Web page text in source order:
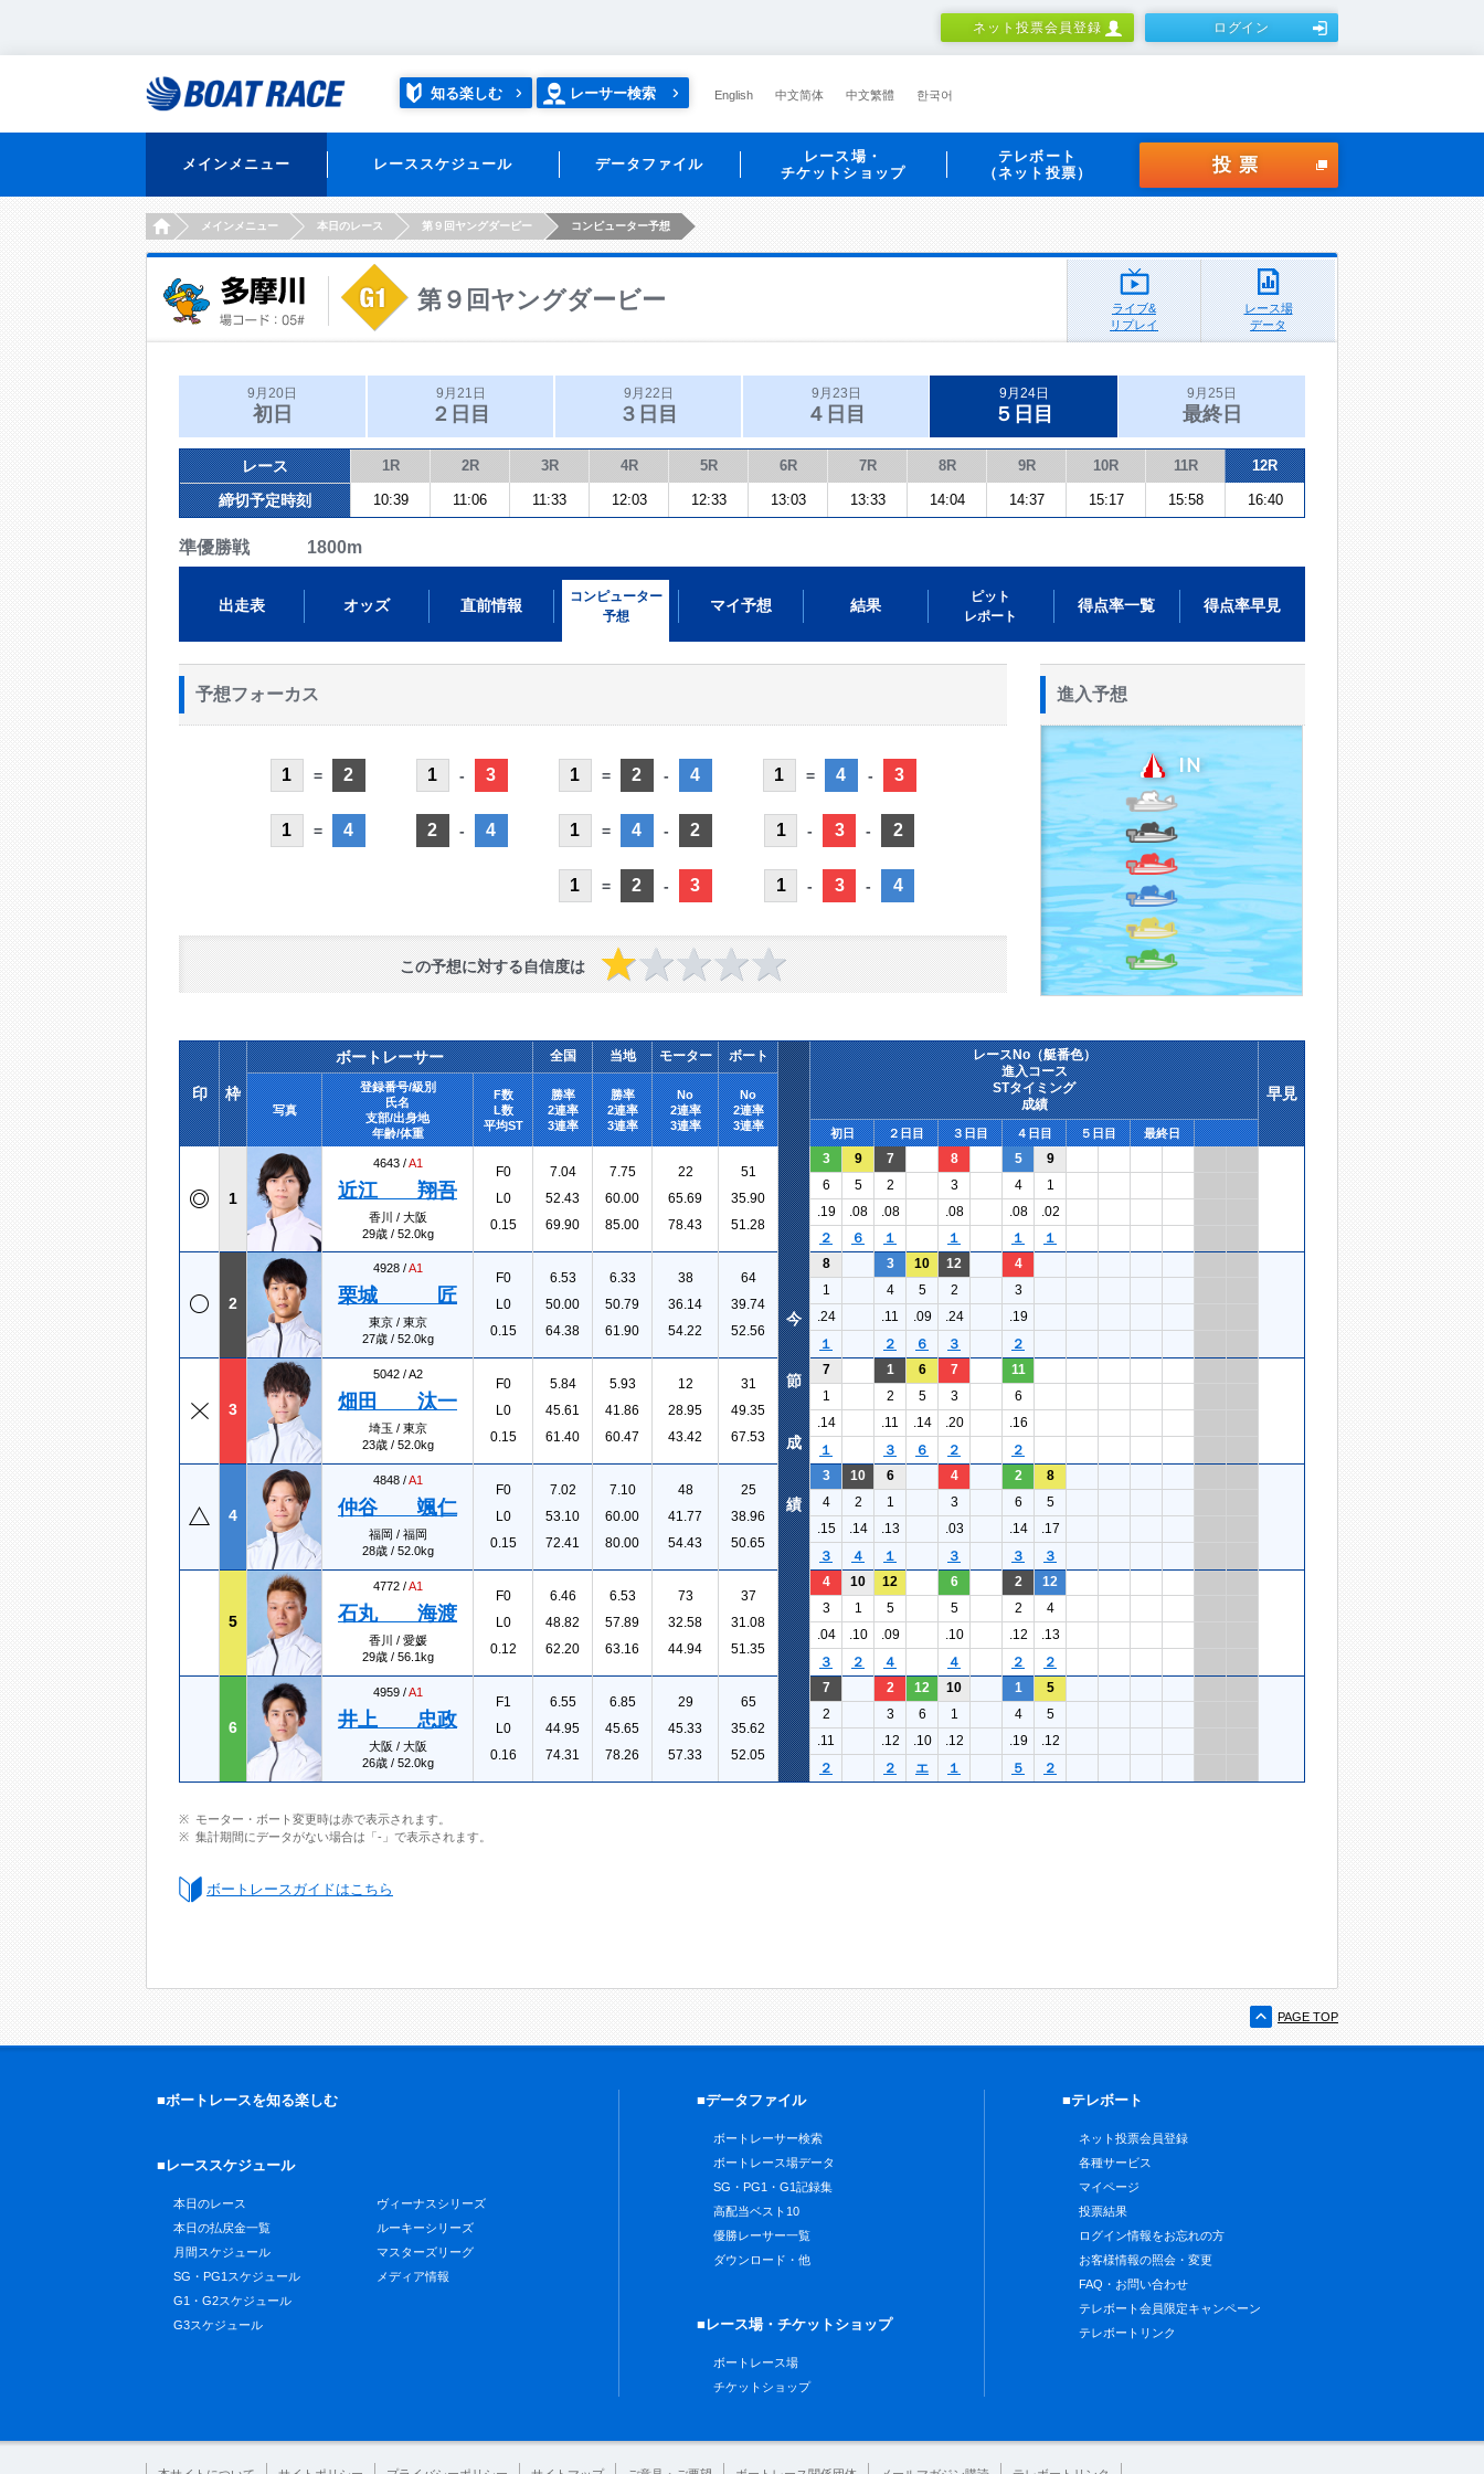
ネット投票会員登録 ログイン
知る楽しむ レーサー検索 English 中文简体 中文繁體 한국어
メインメニュー レーススケジュール データファイル
レース場・
チケットショップ
テレボート
（ネット投票）
投票
HOMEメインメニュー 本日のレース 第９回ヤングダービー コンピューター予想
第９回ヤングダービー
ライブ&
リプレイ
レース場
データ
9月20日
初日
9月21日
２日目
9月22日
３日目
9月23日
４日目
9月24日
５日目
9月25日
最終日
レース 1R 2R 3R 4R 5R 6R 7R 8R 9R 10R 11R 12R
締切予定時刻 10:39 11:06 11:33 12:03 12:33 13:03 13:33 14:04 14:37 15:17 15:58 16:40
準優勝戦 1800m
出走表 オッズ 直前情報
コンピューター
予想
マイ予想 結果
ピット
レポート
得点率一覧 得点率早見
予想フォーカス
1 = 2
1 = 4
1 - 3
2 - 4
1 = 2 - 4
1 = 4 - 2
1 = 2 - 3
1 = 4 - 3
1 - 3 - 2
1 - 3 - 4
この予想に対する自信度は
進入予想
印 枠
ボートレーサー 全国 当地 モーター ボート
レースNo（艇番色）
進入コース
STタイミング
成績
早見
写真
登録番号/級別
氏名
支部/出身地
年齢/体重
F数
L数
平均ST
勝率
2連率
3連率
勝率
2連率
3連率
No
2連率
3連率
No
2連率
3連率
初日 ２日目 ３日目 ４日目 ５日目 最終日
1
4643 /A1
近江 翔吾
香川 / 大阪
29歳 / 52.0kg
F0
L0
0.15
7.04
52.43
69.90
7.75
60.00
85.00
22
65.69
78.43
51
35.90
51.28
3 9 7 8 5
9
6
5 2 3 4
1
.19
.08 .08 .08 .08
.02
２
６ １ １ １ １
2
4928 /A1
栗城 匠
東京 / 東京
27歳 / 52.0kg
F0
L0
0.15
6.53
50.00
64.38
6.33
50.79
61.90
38
36.14
54.22
64
39.74
52.56
8 3 10 12
4
1
4 5 2
3
.24
.11 .09 .24
.19
１
２ ６ ３ ２
3
5042 /A2
畑田 汰一
埼玉 / 東京
23歳 / 52.0kg
F0
L0
0.15
5.84
45.61
61.40
5.93
41.86
60.47
12
28.95
43.42
31
49.35
67.53
7 1 6 7
11
1
2 5 3
6
.14
.11 .14 .20
.16
１
３ ６ ２ ２
4
4848 /A1
仲谷 颯仁
福岡 / 福岡
28歳 / 52.0kg
F0
L0
0.15
7.02
53.10
72.41
7.10
60.00
80.00
48
41.77
54.43
25
38.96
50.65
3 10 6 4 2
8
4
2 1 3 6
5
.15
.14 .13 .03 .14
.17
３
４ １ ３ ３ ３
5
4772 /A1
石丸 海渡
香川 / 愛媛
29歳 / 56.1kg
F0
L0
0.12
6.46
48.82
62.20
6.53
57.89
63.16
73
32.58
44.94
37
31.08
51.35
4 10 12 6 2
12
3
1 5 5 2
4
.04
.10 .09 .10 .12
.13
３
２ ４ ４ ２ ２
6
4959 /A1
井上 忠政
大阪 / 大阪
26歳 / 52.0kg
F1
L0
0.16
6.55
44.95
74.31
6.85
45.65
78.26
29
45.33
57.33
65
35.62
52.05
7 2 12 10 1
5
2
3 6 1 4
5
.11
.12 .10 .12 .19
.12
２
２ エ １ ５ ２
今
節
成
績
モーター・ボート変更時は赤で表示されます。
集計期間にデータがない場合は「-」で表示されます。
ボートレースガイドはこちら
PAGE TOP
■ボートレースを知る楽しむ
■レーススケジュール
本日のレース
本日の払戻金一覧
月間スケジュール
SG・PG1スケジュール
G1・G2スケジュール
G3スケジュール
ヴィーナスシリーズ
ルーキーシリーズ
マスターズリーグ
メディア情報
■データファイル
ボートレーサー検索
ボートレース場データ
SG・PG1・G1記録集
高配当ベスト10
優勝レーサー一覧
ダウンロード・他
■レース場・チケットショップ
ボートレース場
チケットショップ
■テレボート
ネット投票会員登録
各種サービス
マイページ
投票結果
ログイン情報をお忘れの方
お客様情報の照会・変更
FAQ・お問い合わせ
テレボート会員限定キャンペーン
テレボートリンク